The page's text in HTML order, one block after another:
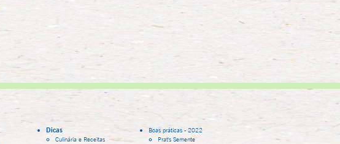
Dicas
Culinária e Receitas
Boas práticas - 2022
Prat's Semente